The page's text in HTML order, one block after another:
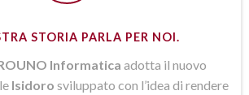
STORIA PARLA PER NOI.
Informatica adotta il nuovo
Isidoro sviluppato con l’idea di rendere